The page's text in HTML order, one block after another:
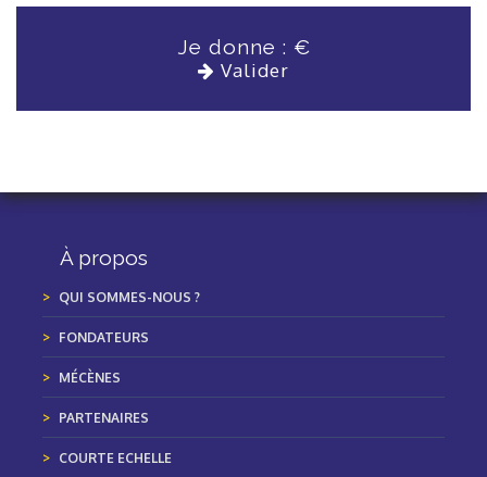
Je donne : €
Valider
À propos
QUI SOMMES-NOUS ?
FONDATEURS
MÉCÈNES
PARTENAIRES
COURTE ECHELLE